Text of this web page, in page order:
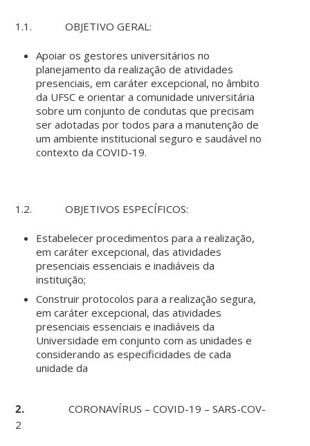
1.1. OBJETIVO GERAL:
Apoiar os gestores universitários no
planejamento da realização de atividades
presenciais, em caráter excepcional, no âmbito
da UFSC e orientar a comunidade universitária
sobre um conjunto de condutas que precisam
ser adotadas por todos para a manutenção de
um ambiente institucional seguro e saudável no
contexto da COVID-19.
1.2. OBJETIVOS ESPECÍFICOS:
Estabelecer procedimentos para a realização,
em caráter excepcional, das atividades
presenciais essenciais e inadiáveis da
instituição;
Construir protocolos para a realização segura,
em caráter excepcional, das atividades
presenciais essenciais e inadiáveis da
Universidade em conjunto com as unidades e
considerando as especificidades de cada
unidade da
2.CORONAVÍRUS – COVID-19 – SARS-COV-
2